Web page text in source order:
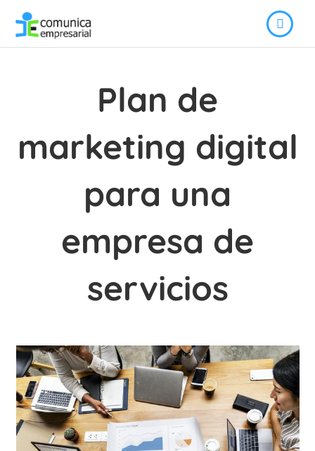
Plan de
marketing digital
para una
empresa de
servicios